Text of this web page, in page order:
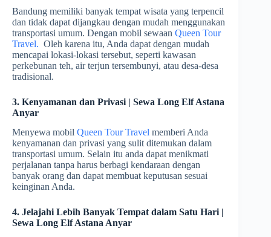
Bandung memiliki banyak tempat wisata yang terpencil
dan tidak dapat dijangkau dengan mudah menggunakan
transportasi umum. Dengan mobil sewaan Queen Tour
Travel. Oleh karena itu, Anda dapat dengan mudah
mencapai lokasi-lokasi tersebut, seperti kawasan
perkebunan teh, air terjun tersembunyi, atau desa-desa
tradisional.
3. Kenyamanan dan Privasi | Sewa Long Elf Astana
Anyar
Menyewa mobil Queen Tour Travel memberi Anda
kenyamanan dan privasi yang sulit ditemukan dalam
transportasi umum. Selain itu anda dapat menikmati
perjalanan tanpa harus berbagi kendaraan dengan
banyak orang dan dapat membuat keputusan sesuai
keinginan Anda.
4. Jelajahi Lebih Banyak Tempat dalam Satu Hari |
Sewa Long Elf Astana Anyar